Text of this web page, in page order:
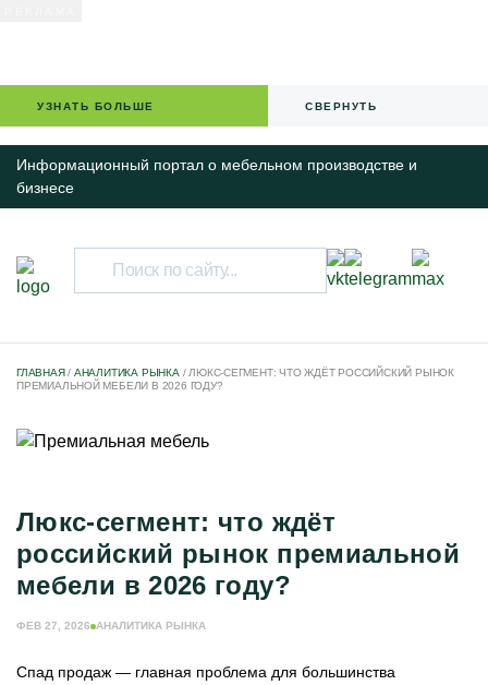
УЗНАТЬ БОЛЬШЕ СВЕРНУТЬ
Информационный портал о мебельном производстве и
бизнесе
IT-РЕШЕНИЯ ДЛЯ БИЗНЕСА
КАЛЕНДАРЬ МЕРОПРИЯТИЙ
МЕБЕЛЬНОЕ ПРОИЗВОДСТВО
ЕЩЁ РУБРИКИ
ЖУРНАЛ ИНДУСТРИЯ МЕБЕЛИ
ИНФОРМАЦИЯ О ПОРТАЛЕ
ГЛАВНАЯ/ АНАЛИТИКА РЫНКА / ЛЮКС-СЕГМЕНТ: ЧТО ЖДЁТ РОССИЙСКИЙ РЫНОК
ПРЕМИАЛЬНОЙ МЕБЕЛИ В 2026 ГОДУ?
Люкс-сегмент: что ждёт
российский рынок премиальной
мебели в 2026 году?
ФЕВ 27, 2026 АНАЛИТИКА РЫНКА
Спад продаж — главная проблема для большинства